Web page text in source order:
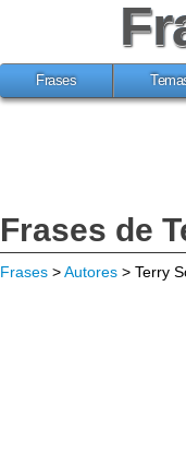
Frases
Frases de
Frases >Autores > Terry